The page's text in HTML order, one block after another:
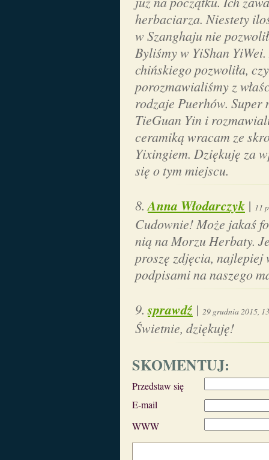
herbaciarza. Niestety
w Szanghaju nie
Byliśmy w YiShan
chińskiego pozwoliła,
porozmawialiśmy z
rodzaje Puerhów.
TieGuan Yin i
ceramiką wracam ze
Yixingiem. Dziękuję za
się o tym miejscu.
Anna Włodarczyk | 11
Cudownie! Może jakaś
nią na Morzu Herbaty.
proszę zdjęcia,
podpisami na naszego
sprawdź | 29 grudnia 2015,
Świetnie, dziękuję!
SKOMENTUJ:
Przedstaw się
E-mail
WWW